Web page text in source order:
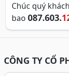
Chúc quý
bao 087.603.
CÔNG TY CỔ